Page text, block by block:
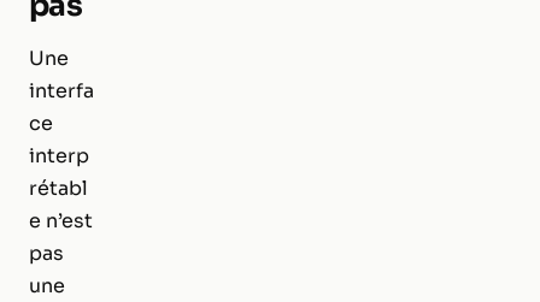
Une
interfa
ce
interp
rétabl
e n’est
pas
une